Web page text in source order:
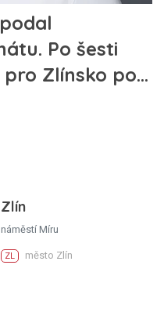
Zlín
náměstí Míru
ZL město Zlín